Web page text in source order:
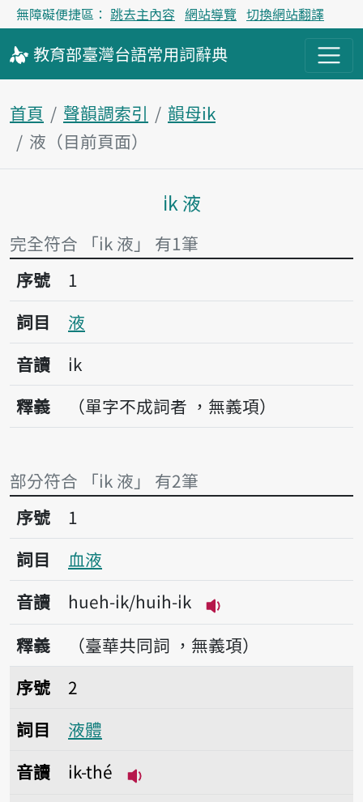
無障礙便捷區： 跳去主內容 網站導覽 切換網站翻譯
教育部臺灣台語常用詞辭典
首頁 聲韻調索引
韻母ik
液（目前頁面）
主內容區塊
i̍k 液
完全符合 「i̍k 液」 有1筆
序號1液
序號
1
詞目
液
音讀
i̍k
釋義
（單字不成詞者 ，無義項）
部分符合 「i̍k 液」 有2筆
序號1血液
序號
1
詞目
血液
音讀
hueh-i̍k/huih-i̍k
播放音讀hueh-i̍k/
釋義
（臺華共同詞 ，無義項）
序號2液體
序號
2
詞目
液體
音讀
i̍k-thé